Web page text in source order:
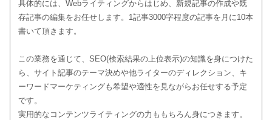
具体的には、Webライティングからはじめ、新規記事の作成や既
存記事の編集をお任せします。1記事3000字程度の記事を月に10本
書いて頂きます。
この業務を通じて、SEO(検索結果の上位表示)の知識を身につけた
ら、サイト記事のテーマ決めや他ライターのディレクション、キ
ーワードマーケティングも希望や適性を見ながらお任せする予定
です。
実用的なコンテンツライティングの力ももちろん身につきます。